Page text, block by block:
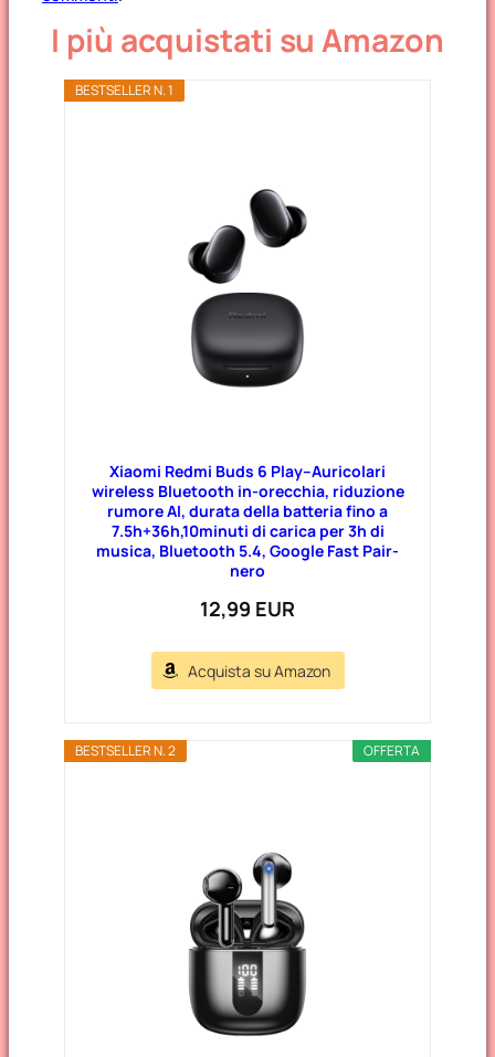
I più acquistati su Amazon
BESTSELLER N. 1
Xiaomi Redmi Buds 6 Play–Auricolari
wireless Bluetooth in-orecchia, riduzione
rumore AI, durata della batteria fino a
7.5h+36h,10minuti di carica per 3h di
musica, Bluetooth 5.4, Google Fast Pair-
nero
12,99 EUR
Acquista su Amazon
OFFERTA
BESTSELLER N. 2